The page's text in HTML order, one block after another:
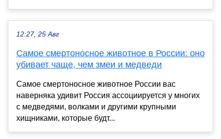
12:27, 25 Авг
Самое смертоносное животное в России: оно
убивает чаще, чем змеи и медведи
Самое смертоносное животное России вас
наверняка удивит Россия ассоциируется у многих
с медведями, волками и другими крупными
хищниками, которые будт...